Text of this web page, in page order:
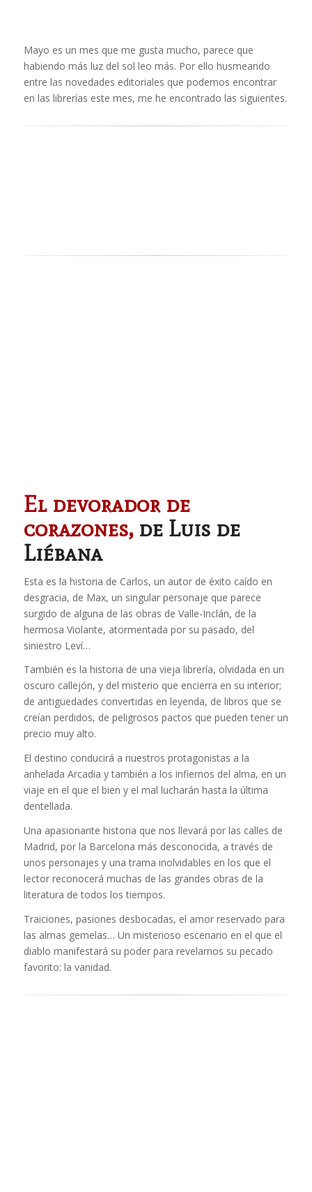
Mayo es un mes que me gusta mucho, parece que
habiendo más luz del sol leo más. Por ello husmeando
entre las novedades editoriales que podemos encontrar
en las librerías este mes, me he encontrado las siguientes.
El devorador de
corazones,de Luis de
Liébana
Esta es la historia de Carlos, un autor de éxito caído en
desgracia, de Max, un singular personaje que parece
surgido de alguna de las obras de Valle-Inclán, de la
hermosa Violante, atormentada por su pasado, del
siniestro Leví…
También es la historia de una vieja librería, olvidada en un
oscuro callejón, y del misterio que encierra en su interior;
de antigüedades convertidas en leyenda, de libros que se
creían perdidos, de peligrosos pactos que pueden tener un
precio muy alto.
El destino conducirá a nuestros protagonistas a la
anhelada Arcadia y también a los infiernos del alma, en un
viaje en el que el bien y el mal lucharán hasta la última
dentellada.
Una apasionante historia que nos llevará por las calles de
Madrid, por la Barcelona más desconocida, a través de
unos personajes y una trama inolvidables en los que el
lector reconocerá muchas de las grandes obras de la
literatura de todos los tiempos.
Traiciones, pasiones desbocadas, el amor reservado para
las almas gemelas… Un misterioso escenario en el que el
diablo manifestará su poder para revelarnos su pecado
favorito: la vanidad.